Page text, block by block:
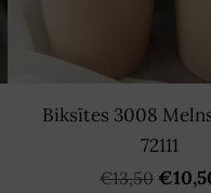
Biksītes 3008
72111
€13,50